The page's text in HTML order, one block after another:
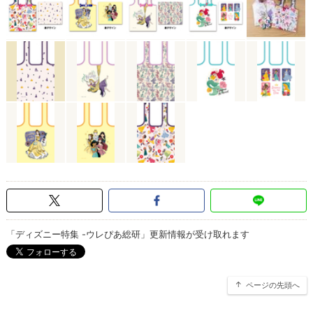
「ディズニー特集 -ウレぴあ総研」更新情報が受け取れます
ページの先頭へ